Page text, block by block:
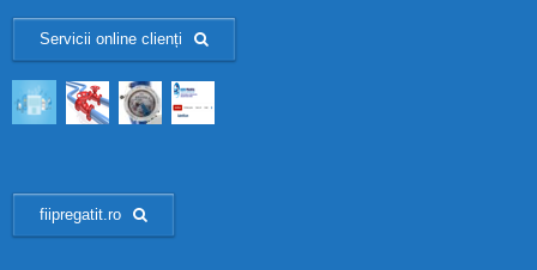
Servicii online clienți
fiipregatit.ro